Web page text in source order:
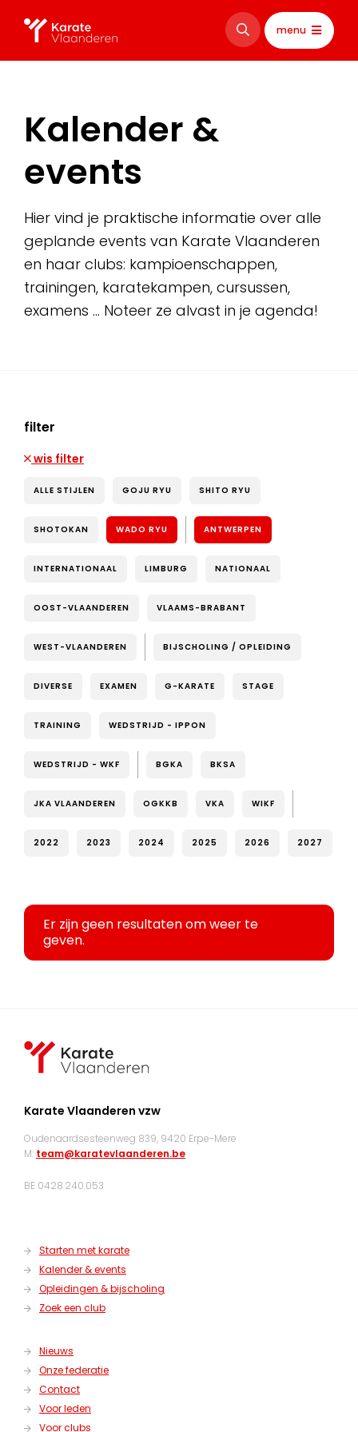
menu
Kalender &
events
Hier vind je praktische informatie over alle
geplande events van Karate Vlaanderen
en haar clubs: kampioenschappen,
trainingen, karatekampen, cursussen,
examens … Noteer ze alvast in je agenda!
filter
wis filter
ALLE STIJLEN GOJU RYU SHITO RYU
SHOTOKAN WADO RYU ANTWERPEN
INTERNATIONAAL LIMBURG NATIONAAL
OOST-VLAANDEREN VLAAMS-BRABANT
WEST-VLAANDEREN BIJSCHOLING / OPLEIDING
DIVERSE EXAMEN G-KARATE STAGE
TRAINING WEDSTRIJD - IPPON
WEDSTRIJD - WKF BGKA BKSA
JKA VLAANDEREN OGKKB VKA WIKF
2022 2023 2024 2025 2026 2027
Er zijn geen resultaten om weer te
geven.
Karate Vlaanderen vzw
Oudenaardsesteenweg 839, 9420 Erpe-Mere
M: team@karatevlaanderen.be
BE 0428.240.053
Starten met karate
Kalender & events
Opleidingen & bijscholing
Zoek een club
Nieuws
Onze federatie
Contact
Voor leden
Voor clubs